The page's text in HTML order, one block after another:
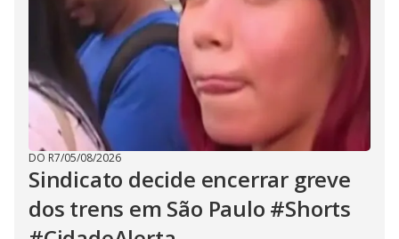
DO R7/05/08/2026
Sindicato decide encerrar greve
dos trens em São Paulo #Shorts